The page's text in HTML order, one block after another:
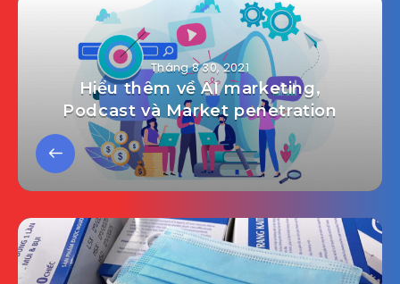
Tháng 8 30, 2021
Hiểu thêm về AI marketing,
Podcast và Market penetration